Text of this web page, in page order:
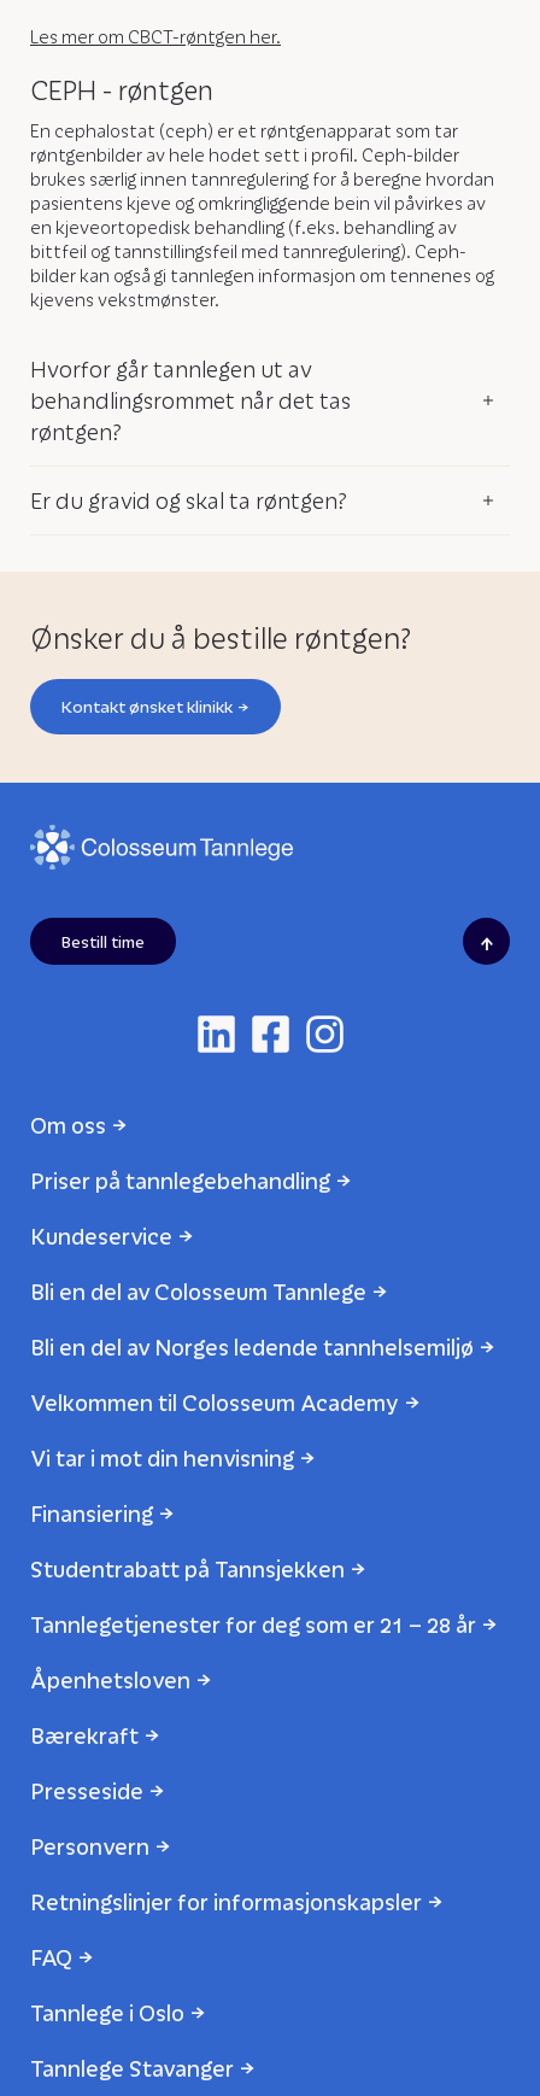
Les mer om CBCT-røntgen her.
CEPH - røntgen
En cephalostat (ceph) er et røntgenapparat som tar
røntgenbilder av hele hodet sett i profil. Ceph-bilder
brukes særlig innen tannregulering for å beregne hvordan
pasientens kjeve og omkringliggende bein vil påvirkes av
en kjeveortopedisk behandling (f.eks. behandling av
bittfeil og tannstillingsfeil med tannregulering). Ceph-
bilder kan også gi tannlegen informasjon om tennenes og
kjevens vekstmønster.
Hvorfor går tannlegen ut av
behandlingsrommet når det tas
røntgen?
Er du gravid og skal ta røntgen?
Ønsker du å bestille røntgen?
Kontakt ønsket klinikk
Bestill time
Om oss
Priser på tannlegebehandling
Kundeservice
Bli en del av Colosseum Tannlege
Bli en del av Norges ledende tannhelsemiljø
Velkommen til Colosseum Academy
Vi tar i mot din henvisning
Finansiering
Studentrabatt på Tannsjekken
Tannlegetjenester for deg som er 21 – 28 år
Åpenhetsloven
Bærekraft
Presseside
Personvern
Retningslinjer for informasjonskapsler
FAQ
Tannlege i Oslo
Tannlege Stavanger
↑